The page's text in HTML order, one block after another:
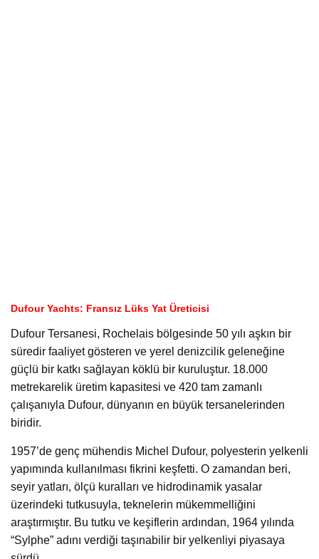
Dufour Yachts: Fransız Lüks Yat Üreticisi
Dufour Tersanesi, Rochelais bölgesinde 50 yılı aşkın bir
süredir faaliyet gösteren ve yerel denizcilik geleneğine
güçlü bir katkı sağlayan köklü bir kuruluştur. 18.000
metrekarelik üretim kapasitesi ve 420 tam zamanlı
çalışanıyla Dufour, dünyanın en büyük tersanelerinden
biridir.
1957’de genç mühendis Michel Dufour, polyesterin yelkenli
yapımında kullanılması fikrini keşfetti. O zamandan beri,
seyir yatları, ölçü kuralları ve hidrodinamik yasalar
üzerindeki tutkusuyla, teknelerin mükemmelliğini
araştırmıştır. Bu tutku ve keşiflerin ardından, 1964 yılında
“Sylphe” adını verdiği taşınabilir bir yelkenliyi piyasaya